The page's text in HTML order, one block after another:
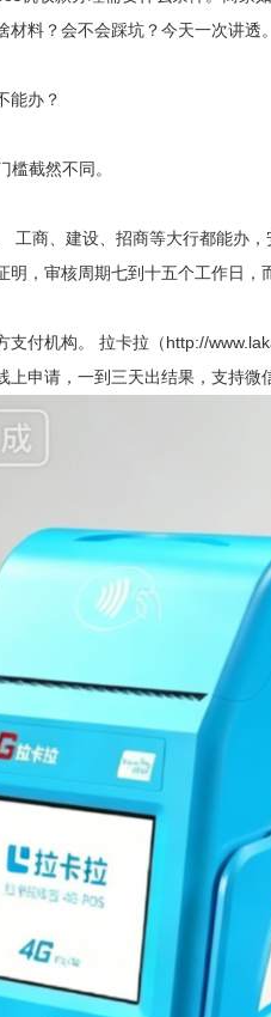
料？会不会踩坑？今天一次讲透。
办？
截然不同。
商、建设、招商等大行都能办，
明，审核周期七到十五个工作日
机构。 拉卡拉（http://
上申请，一到三天出结果，支持